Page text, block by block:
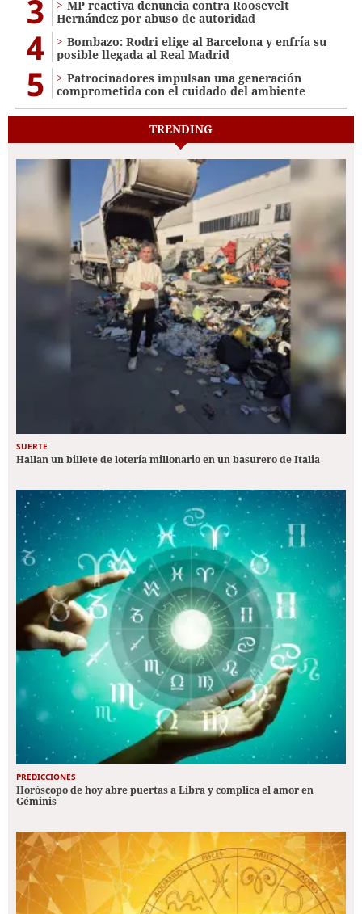
3
MP reactiva denuncia contra Roosevelt
Hernández por abuso de autoridad
4
Bombazo: Rodri elige al Barcelona y enfría su
posible llegada al Real Madrid
5
Patrocinadores impulsan una generación
comprometida con el cuidado del ambiente
TRENDING
SUERTE
Hallan un billete de lotería millonario en un basurero de Italia
PREDICCIONES
Horóscopo de hoy abre puertas a Libra y complica el amor en
Géminis